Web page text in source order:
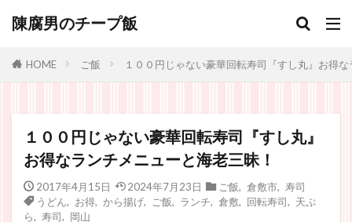
陳腐男のチープ飯
HOME ご飯 １００円じゃない豪華回転寿司『すし丸』お得
１００円じゃない豪華回転寿司『すし丸』
お得なランチメニューと海老三昧！
2017年4月15日 2024年7月23日 ご飯 倉敷市,
寿司
うどん
お得, から揚げ, ご飯 ランチ 倉敷, 回転寿司
天ぷ
ら
寿司 岡山